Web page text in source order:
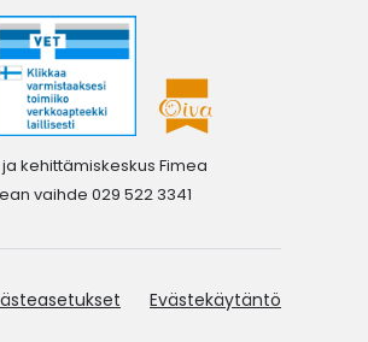
kehittämiskeskus Fimea
vaihde 029 522 3341
Evästekäytäntö